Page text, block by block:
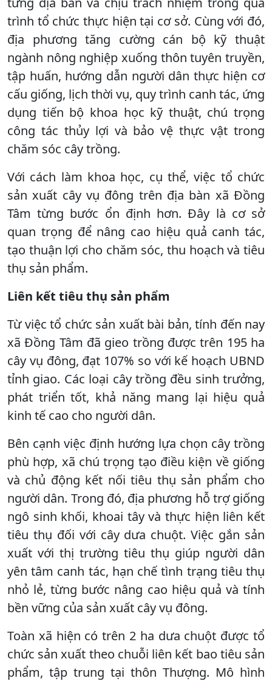
trình tổ chức thực hiện tại cơ sở. Cùng với đó,
địa phương tăng cường cán bộ kỹ thuật
ngành nông nghiệp xuống thôn tuyên truyền,
tập huấn, hướng dẫn người dân thực hiện cơ
cấu giống, lịch thời vụ, quy trình canh tác, ứng
dụng tiến bộ khoa học kỹ thuật, chú trọng
công tác thủy lợi và bảo vệ thực vật trong
chăm sóc cây trồng.
Với cách làm khoa học, cụ thể, việc tổ chức
sản xuất cây vụ đông trên địa bàn xã Đồng
Tâm từng bước ổn định hơn. Đây là cơ sở
quan trọng để nâng cao hiệu quả canh tác,
tạo thuận lợi cho chăm sóc, thu hoạch và tiêu
thụ sản phẩm.
Liên kết tiêu thụ sản phẩm
Từ việc tổ chức sản xuất bài bản, tính đến nay
xã Đồng Tâm đã gieo trồng được trên 195 ha
cây vụ đông, đạt 107% so với kế hoạch UBND
tỉnh giao. Các loại cây trồng đều sinh trưởng,
phát triển tốt, khả năng mang lại hiệu quả
kinh tế cao cho người dân.
Bên cạnh việc định hướng lựa chọn cây trồng
phù hợp, xã chú trọng tạo điều kiện về giống
và chủ động kết nối tiêu thụ sản phẩm cho
người dân. Trong đó, địa phương hỗ trợ giống
ngô sinh khối, khoai tây và thực hiện liên kết
tiêu thụ đối với cây dưa chuột. Việc gắn sản
xuất với thị trường tiêu thụ giúp người dân
yên tâm canh tác, hạn chế tình trạng tiêu thụ
nhỏ lẻ, từng bước nâng cao hiệu quả và tính
bền vững của sản xuất cây vụ đông.
Toàn xã hiện có trên 2 ha dưa chuột được tổ
chức sản xuất theo chuỗi liên kết bao tiêu sản
phẩm, tập trung tại thôn Thượng. Mô hình